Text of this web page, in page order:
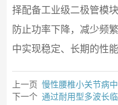
择配备工业级二极管模
防止功率下降，减少频
中实现稳定、长期的性
上一页 慢性腰椎小关节病
下一个 通过耐用型多波长